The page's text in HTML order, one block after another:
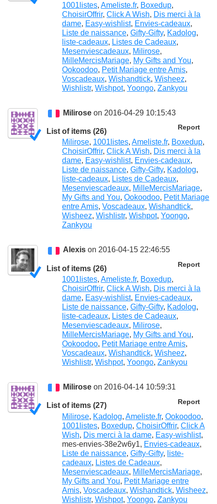
1001listes, Ameliste.fr, Boxedup,
ChoisirOffrir, Click A Wish, Dis merci à la
dame, Easy-wishlist, Envies-cadeaux,
Liste de naissance, Gifty-Gifty, Kadolog,
liste-cadeaux, Listes de Cadeaux,
Mesenviescadeaux, Milirose,
MilleMercisMariage, My Gifts and You,
Ookoodoo, Petit Mariage entre Amis,
Voscadeaux, Wishandtick, Wisheez,
Wishlistr, Wishpot, Yoongo, Zankyou
Milirose on 2016-04-29 10:15:43
Report
List of items (26)
Milirose, 1001listes, Ameliste.fr, Boxedup,
ChoisirOffrir, Click A Wish, Dis merci à la
dame, Easy-wishlist, Envies-cadeaux,
Liste de naissance, Gifty-Gifty, Kadolog,
liste-cadeaux, Listes de Cadeaux,
Mesenviescadeaux, MilleMercisMariage,
My Gifts and You, Ookoodoo, Petit Mariage
entre Amis, Voscadeaux, Wishandtick,
Wisheez, Wishlistr, Wishpot, Yoongo,
Zankyou
Alexis on 2016-04-15 22:46:55
Report
List of items (26)
1001listes, Ameliste.fr, Boxedup,
ChoisirOffrir, Click A Wish, Dis merci à la
dame, Easy-wishlist, Envies-cadeaux,
Liste de naissance, Gifty-Gifty, Kadolog,
liste-cadeaux, Listes de Cadeaux,
Mesenviescadeaux, Milirose,
MilleMercisMariage, My Gifts and You,
Ookoodoo, Petit Mariage entre Amis,
Voscadeaux, Wishandtick, Wisheez,
Wishlistr, Wishpot, Yoongo, Zankyou
Milirose on 2016-04-14 10:59:31
Report
List of items (27)
Milirose, Kadolog, Ameliste.fr, Ookoodoo,
1001listes, Boxedup, ChoisirOffrir, Click A
Wish, Dis merci à la dame, Easy-wishlist,
mes-envies-38e2w6y1, Envies-cadeaux,
Liste de naissance, Gifty-Gifty, liste-
cadeaux, Listes de Cadeaux,
Mesenviescadeaux, MilleMercisMariage,
My Gifts and You, Petit Mariage entre
Amis, Voscadeaux, Wishandtick, Wisheez,
Wishlistr, Wishpot, Yoongo, Zankyou